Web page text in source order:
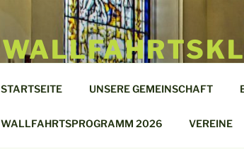
BLIESKASTEL
STARTSEITE UNSERE GEMEINSCHAFT
WALLFAHRTSPROGRAMM 2026 VEREINE